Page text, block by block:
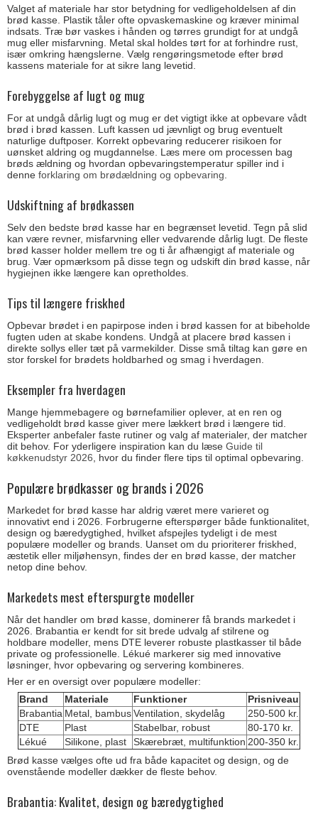
Valget af materiale har stor betydning for vedligeholdelsen af din
brød kasse. Plastik tåler ofte opvaskemaskine og kræver minimal
indsats. Træ bør vaskes i hånden og tørres grundigt for at undgå
mug eller misfarvning. Metal skal holdes tørt for at forhindre rust,
især omkring hængslerne. Vælg rengøringsmetode efter brød
kassens materiale for at sikre lang levetid.
Forebyggelse af lugt og mug
For at undgå dårlig lugt og mug er det vigtigt ikke at opbevare vådt
brød i brød kassen. Luft kassen ud jævnligt og brug eventuelt
naturlige duftposer. Korrekt opbevaring reducerer risikoen for
uønsket aldring og mugdannelse. Læs mere om processen bag
brøds ældning og hvordan opbevaringstemperatur spiller ind i
denne forklaring om brødældning og opbevaring
Udskiftning af brødkassen
Selv den bedste brød kasse har en begrænset levetid. Tegn på slid
kan være revner, misfarvning eller vedvarende dårlig lugt. De fleste
brød kasser holder mellem tre og ti år afhængigt af materiale og
brug. Vær opmærksom på disse tegn og udskift din brød kasse, når
hygiejnen ikke længere kan opretholdes.
Tips til længere friskhed
Opbevar brødet i en papirpose inden i brød kassen for at bibeholde
fugten uden at skabe kondens. Undgå at placere brød kassen i
direkte sollys eller tæt på varmekilder. Disse små tiltag kan gøre en
stor forskel for brødets holdbarhed og smag i hverdagen.
Eksempler fra hverdagen
Mange hjemmebagere og børnefamilier oplever, at en ren og
vedligeholdt brød kasse giver mere lækkert brød i længere tid.
Eksperter anbefaler faste rutiner og valg af materialer, der matcher
dit behov. For yderligere inspiration kan du læse Guide til
køkkenudstyr 2026 , hvor du finder flere tips til optimal opbevaring.
Populære brødkasser og brands i 2026
Markedet for brød kasse har aldrig været mere varieret og
innovativt end i 2026. Forbrugerne efterspørger både funktionalitet,
design og bæredygtighed, hvilket afspejles tydeligt i de mest
populære modeller og brands. Uanset om du prioriterer friskhed,
æstetik eller miljøhensyn, findes der en brød kasse, der matcher
netop dine behov.
Markedets mest efterspurgte modeller
Når det handler om brød kasse, dominerer få brands markedet i
2026. Brabantia er kendt for sit brede udvalg af stilrene og
holdbare modeller, mens DTE leverer robuste plastkasser til både
private og professionelle. Lékué markerer sig med innovative
løsninger, hvor opbevaring og servering kombineres.
Her er en oversigt over populære modeller:
Brand
Materiale Funktioner
Prisniveau
Brabantia Metal, bambusVentilation, skydelåg
250-500 kr.
DTE
Plast Stabelbar, robust
80-170 kr.
Lékué
Silikone, plast Skærebræt, multifunktion 200-350 kr.
Brød kasse vælges ofte ud fra både kapacitet og design, og de
ovenstående modeller dækker de fleste behov.
Brabantia: Kvalitet, design og bæredygtighed